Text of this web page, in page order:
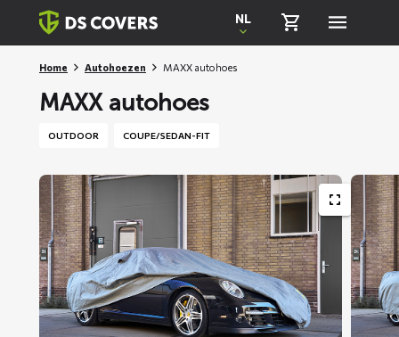
Skiplinks
NL
Home Autohoezen MAXX autohoes
MAXX autohoes
OUTDOOR COUPE/SEDAN-FIT